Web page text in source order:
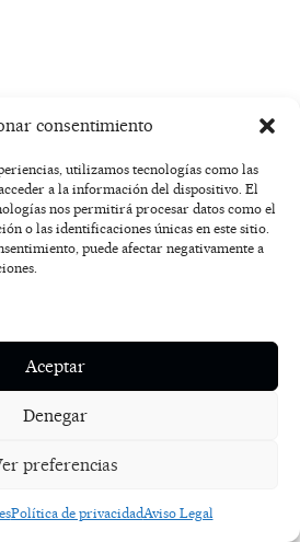
consentimiento
utilizamos tecnologías como las
a la información del dispositivo. El
nos permitirá procesar datos como el
o las identificaciones únicas en este sitio.
puede afectar negativamente a
Aceptar
Denegar
preferencias
Política de privacidadAviso Legal